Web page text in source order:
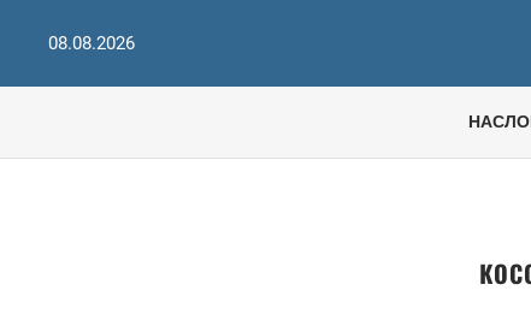
08.08.2026